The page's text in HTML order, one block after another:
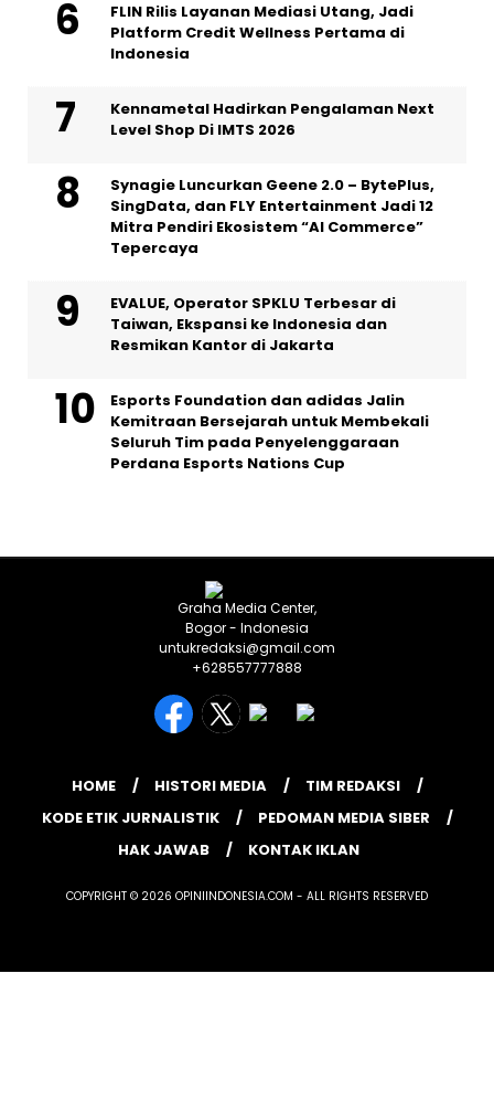
FLIN Rilis Layanan Mediasi Utang, Jadi
Platform Credit Wellness Pertama di
Indonesia
Kennametal Hadirkan Pengalaman Next
Level Shop Di IMTS 2026
Synagie Luncurkan Geene 2.0 – BytePlus,
SingData, dan FLY Entertainment Jadi 12
Mitra Pendiri Ekosistem “AI Commerce”
Tepercaya
EVALUE, Operator SPKLU Terbesar di
Taiwan, Ekspansi ke Indonesia dan
Resmikan Kantor di Jakarta
Esports Foundation dan adidas Jalin
Kemitraan Bersejarah untuk Membekali
Seluruh Tim pada Penyelenggaraan
Perdana Esports Nations Cup
Graha Media Center,
Bogor - Indonesia
untukredaksi@gmail.com
+628557777888
HOME HISTORI MEDIA
TIM REDAKSI
KODE ETIK JURNALISTIK
PEDOMAN MEDIA SIBER
HAK JAWAB
KONTAK IKLAN
COPYRIGHT © 2026 OPINIINDONESIA.COM - ALL RIGHTS RESERVED